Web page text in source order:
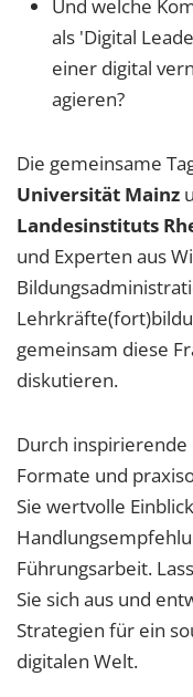
Und welche
als 'Digital
einer digital
agieren?
Die gemeinsame
Universität Mainz
Landesinstituts
und Experten aus
gemeinsam diese
diskutieren.
Durch
Formate und
Sie wertvolle
Führungsarbeit.
Sie sich aus und
Strategien für ein
digitalen Welt.